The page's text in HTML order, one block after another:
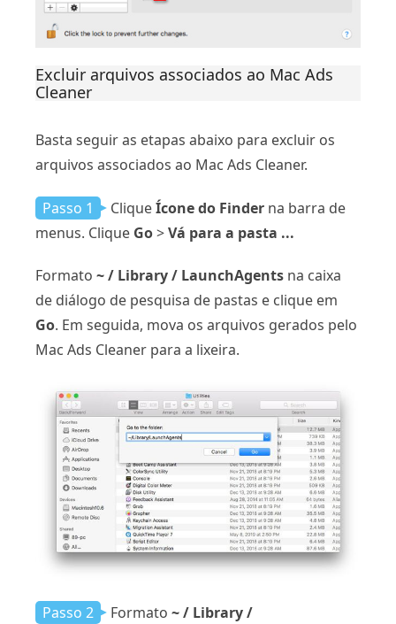
Excluir arquivos associados ao Mac Ads
Cleaner
Basta seguir as etapas abaixo para excluir os
arquivos associados ao Mac Ads Cleaner.
Passo 1 CliqueÍcone do Finder na barra de
menus. Clique Go>Vá para a pasta ...
Formato ~ / Library / LaunchAgents na caixa
de diálogo de pesquisa de pastas e clique em
Go. Em seguida, mova os arquivos gerados pelo
Mac Ads Cleaner para a lixeira.
Passo 2 Formato ~ / Library /